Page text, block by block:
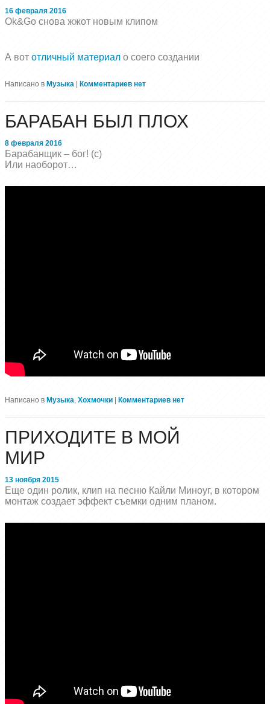
16 февраля 2016
Ok&Go снова жжот новым клипом
А вот отличный материал о соего создании
Написано в Музыка Комментариев нет
БАРАБАН БЫЛ ПЛОХ
8 февраля 2016
Барабанщик – бог! (с)
Или наоборот…
Написано в Музыка, Хохмочки Комментариев нет
ПРИХОДИТЕ В МОЙ
МИР
13 ноября 2015
Еще один ролик, клип на песню Кайли Миноуг, в котором
монтаж создает эффект съемки одним планом.